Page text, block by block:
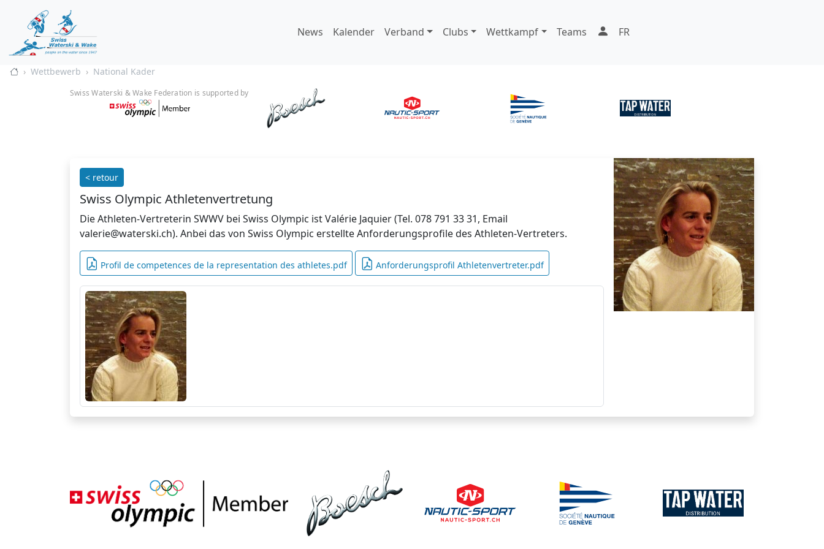
News Kalender Verband Clubs Wettkampf Teams FR
Wettbewerb National Kader
Swiss Waterski & Wake Federation is supported by
< retour
Swiss Olympic Athletenvertretung
Die Athleten-Vertreterin SWWV bei Swiss Olympic ist Valérie Jaquier (Tel. 078 791 33 31, Email
valerie@waterski.ch). Anbei das von Swiss Olympic erstellte Anforderungsprofile des Athleten-Vertreters.
Profil de competences de la representation des athletes.pdf Anforderungsprofil Athletenvertreter.pdf